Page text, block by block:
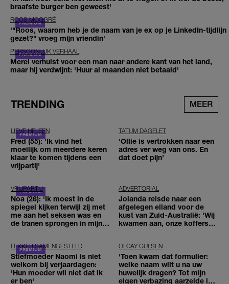
braafste burger ben geweest'
ROOS MOGGRÉ
'"Roos, waarom heb je de naam van je ex op je LinkedIn-tijdlijn
gezet?" vroeg mijn vriendin'
PERSOONLIJK VERHAAL
Merel verhuist voor een man naar andere kant van het land,
maar hij verdwijnt: 'Huur al maanden niet betaald'
TRENDING MEER
LIEVE HELEEN
Fred (55): 'Ik vind het
moeilijk om meerdere keren
klaar te komen tijdens een
vrijpartij'
TATUM DAGELET
'Ollie is vertrokken naar een
adres ver weg van ons. En
dat doet pijn’
VRIJPARTIJ
Noa (26): 'Ik moest in de
spiegel kijken terwijl zij met
me aan het seksen was en
de tranen sprongen in mijn
ADVERTORIAL
Jolanda reisde naar een
afgelegen eiland voor de
kust van Zuid-Australië: 'Wij
kwamen aan, onze koffers
LEKKER SAMENGESTELD
Stiefmoeder Naomi is niet
welkom bij verjaardagen:
'Hun moeder wil niet dat ik
er ben'
OLCAY GULSEN
'Toen kwam dat formulier:
welke naam wilt u na uw
huwelijk dragen? Tot mijn
eigen verbazing aarzelde ik